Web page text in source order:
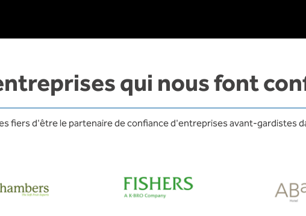
qui nous font
fiers d'être le partenaire de confiance d'entreprises avant-gardistes